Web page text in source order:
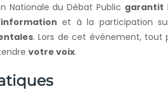
Nationale du Débat Public garantit
et à la participation
. Lors de cet événement, tout
votre voix.